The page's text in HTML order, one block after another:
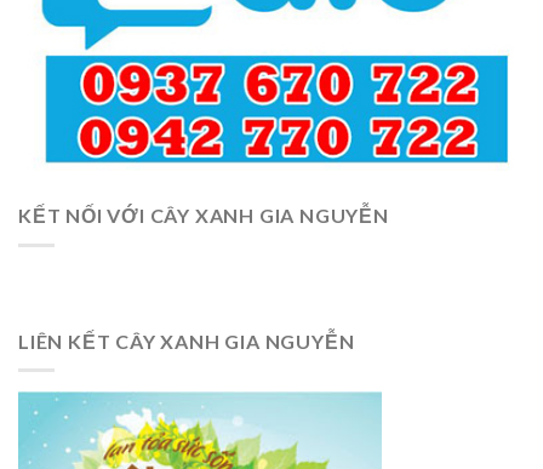
KẾT NỐI VỚI CÂY XANH GIA NGUYỄN
LIÊN KẾT CÂY XANH GIA NGUYỄN